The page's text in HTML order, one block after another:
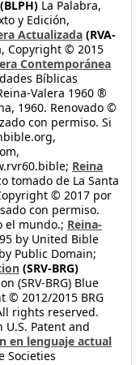
(BLPH) La Palabra,
y Edición,
Actualizada (RVA-
Copyright © 2015
Contemporánea
Bíblicas
Valera 1960 ®
1960. Renovado ©
con permiso. Si
Reina
tomado de La Santa
© 2017 por
con permiso.
el mundo.; Reina-
by United Bible
by Public Domain;
(SRV-BRG)
(SRV-BRG) Blue
© 2012/2015 BRG
rights reserved.
U.S. Patent and
en lenguaje actual
Societies